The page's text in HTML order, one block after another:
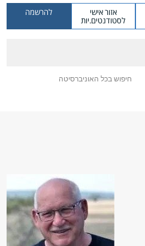
אזור אישי
לסטודנטים.יות
להרשמה
חיפוש בכל האוניברסיטה